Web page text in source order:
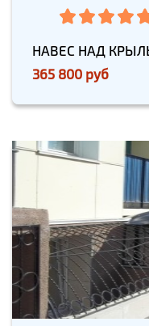
НАВЕС НАД
365 800 руб